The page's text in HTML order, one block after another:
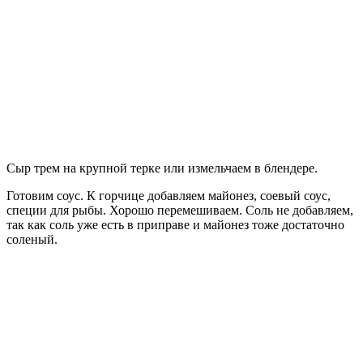
Сыр трем на крупной терке или измельчаем в блендере.
Готовим соус. К горчице добавляем майонез, соевый соус,
специи для рыбы. Хорошо перемешиваем. Соль не добавляем,
так как соль уже есть в приправе и майонез тоже достаточно
соленый.